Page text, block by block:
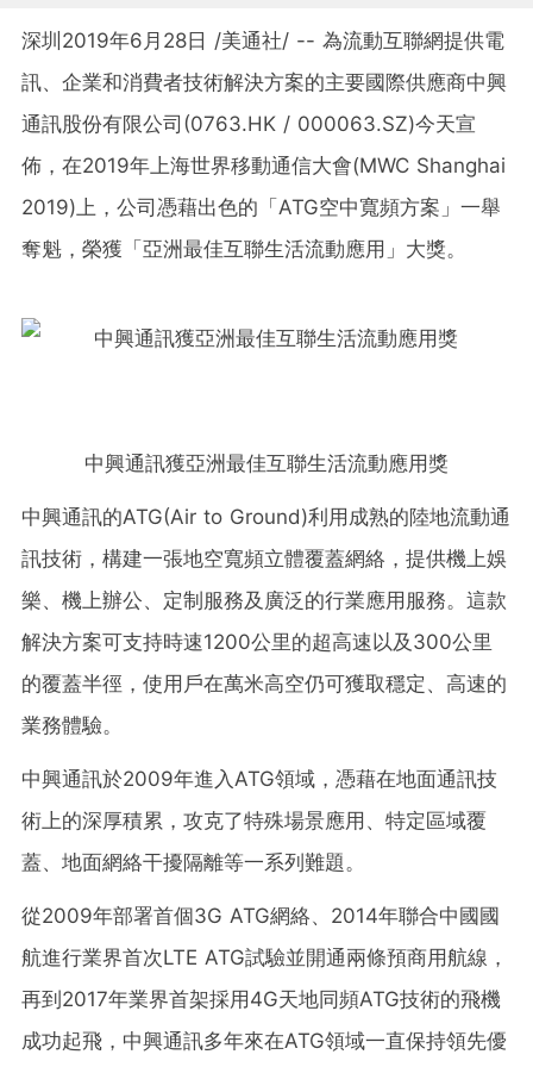
深圳2019年6月28日 /美通社/ -- 為流動互聯網提供電
訊、企業和消費者技術解決方案的主要國際供應商中興
通訊股份有限公司(0763.HK / 000063.SZ)今天宣
佈，在2019年上海世界移動通信大會(MWC Shanghai
2019)上，公司憑藉出色的「ATG空中寬頻方案」一舉
奪魁，榮獲「亞洲最佳互聯生活流動應用」大獎。
中興通訊獲亞洲最佳互聯生活流動應用獎
中興通訊的ATG(Air to Ground)利用成熟的陸地流動通
訊技術，構建一張地空寬頻立體覆蓋網絡，提供機上娛
樂、機上辦公、定制服務及廣泛的行業應用服務。這款
解決方案可支持時速1200公里的超高速以及300公里
的覆蓋半徑，使用戶在萬米高空仍可獲取穩定、高速的
業務體驗。
中興通訊於2009年進入ATG領域，憑藉在地面通訊技
術上的深厚積累，攻克了特殊場景應用、特定區域覆
蓋、地面網絡干擾隔離等一系列難題。
從2009年部署首個3G ATG網絡、2014年聯合中國國
航進行業界首次LTE ATG試驗並開通兩條預商用航線，
再到2017年業界首架採用4G天地同頻ATG技術的飛機
成功起飛，中興通訊多年來在ATG領域一直保持領先優